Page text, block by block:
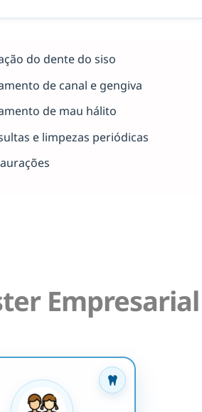
do dente do siso
de canal e gengiva
de mau hálito
e limpezas periódicas
Empresarial